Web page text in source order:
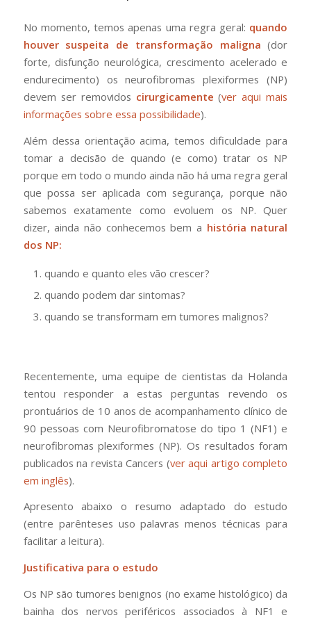
No momento, temos apenas uma regra geral: quando
houver suspeita de transformação maligna (dor
forte, disfunção neurológica, crescimento acelerado e
endurecimento) os neurofibromas plexiformes (NP)
devem ser removidos cirurgicamente (ver aqui mais
informações sobre essa possibilidade).
Além dessa orientação acima, temos dificuldade para
tomar a decisão de quando (e como) tratar os NP
porque em todo o mundo ainda não há uma regra geral
que possa ser aplicada com segurança, porque não
sabemos exatamente como evoluem os NP. Quer
dizer, ainda não conhecemos bem a história natural
dos NP:
quando e quanto eles vão crescer?
quando podem dar sintomas?
quando se transformam em tumores malignos?
Recentemente, uma equipe de cientistas da Holanda
tentou responder a estas perguntas revendo os
prontuários de 10 anos de acompanhamento clínico de
90 pessoas com Neurofibromatose do tipo 1 (NF1) e
neurofibromas plexiformes (NP). Os resultados foram
publicados na revista Cancers (ver aqui artigo completo
em inglês).
Apresento abaixo o resumo adaptado do estudo
(entre parênteses uso palavras menos técnicas para
facilitar a leitura).
Justificativa para o estudo
Os NP são tumores benignos (no exame histológico) da
bainha dos nervos periféricos associados à NF1 e